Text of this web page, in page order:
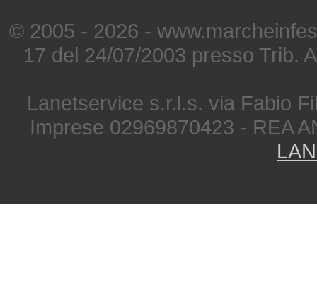
© 2005 - 2026 -
17 del 24/07/2003 presso Trib.
Lanetservice s.r.l.s. via Fabio
Imprese 02969870423 - REA